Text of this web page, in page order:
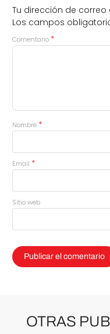
Tu dirección de
Los campos
Comentario *
Nombre *
Email *
Sitio web
OTRAS